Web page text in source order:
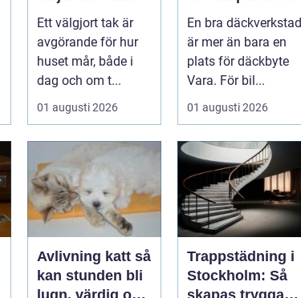
och får ett tak
som håller
Ett välgjort tak är
avgörande för hur
huset mår, både i
dag och om t...
01 augusti 2026
för säker
körning året
runt
En bra däckverkstad
är mer än bara en
plats för däckbyte
Vara. För bil...
01 augusti 2026
Avlivning katt så
kan stunden bli
Trappstädning i
Stockholm: Så